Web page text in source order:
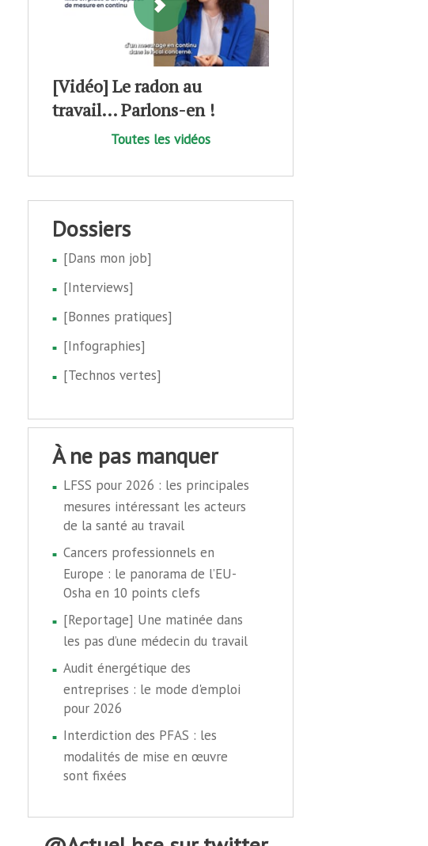
[Vidéo] Le radon au
travail… Parlons-en !
Toutes les vidéos
dossiers
[Dans mon job]
[Interviews]
[Bonnes pratiques]
[Infographies]
[Technos vertes]
à ne pas manquer
LFSS pour 2026 : les principales
mesures intéressant les acteurs
de la santé au travail
Cancers professionnels en
Europe : le panorama de l’EU-
Osha en 10 points clefs
[Reportage] Une matinée dans
les pas d’une médecin du travail
Audit énergétique des
entreprises : le mode d'emploi
pour 2026
Interdiction des PFAS : les
modalités de mise en œuvre
sont fixées